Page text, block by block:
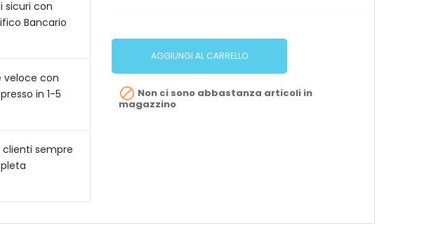
AGGIUNGI AL CARRELLO
 Non ci sono abbastanza articoli in
magazzino
sicuri con
Bancario
veloce con
in 1-5
clienti sempre